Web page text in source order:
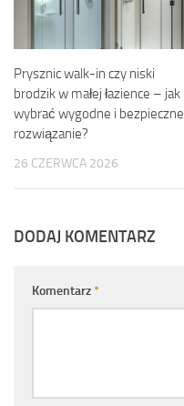
Prysznic walk-in czy niski
brodzik w małej łazience – jak
wybrać wygodne i bezpieczne
rozwiązanie?
26 CZERWCA 2026
DODAJ KOMENTARZ
Komentarz*